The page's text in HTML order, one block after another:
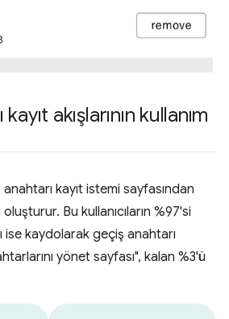
akışlarının kullanım
kayıt istemi sayfasından
Bu kullanıcıların %97'si
ise kaydolarak geçiş anahtarı
yönet sayfası", kalan %3'ü